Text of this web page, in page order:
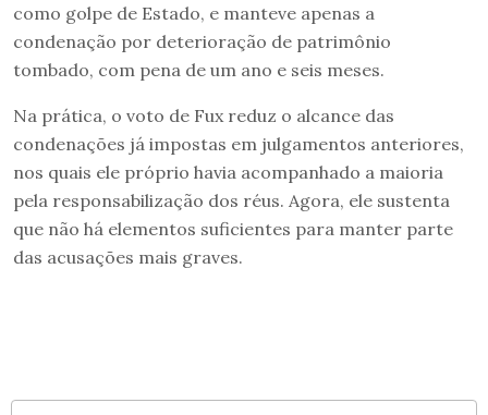
como golpe de Estado, e manteve apenas a
condenação por deterioração de patrimônio
tombado, com pena de um ano e seis meses.
Na prática, o voto de Fux reduz o alcance das
condenações já impostas em julgamentos anteriores,
nos quais ele próprio havia acompanhado a maioria
pela responsabilização dos réus. Agora, ele sustenta
que não há elementos suficientes para manter parte
das acusações mais graves.